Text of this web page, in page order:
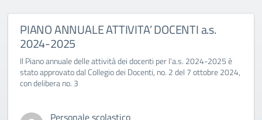
PIANO ANNUALE ATTIVITA’ DOCENTI a.s.
2024-2025
Il Piano annuale delle attività dei docenti per l'a.s. 2024-2025 è
stato approvato dal Collegio dei Docenti, no. 2 del 7 ottobre 2024,
con delibera no. 3
Personale scolastico